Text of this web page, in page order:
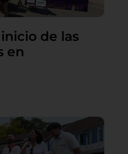
de las
en